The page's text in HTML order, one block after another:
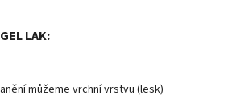
LAK:
můžeme vrchní vrstvu (lesk)